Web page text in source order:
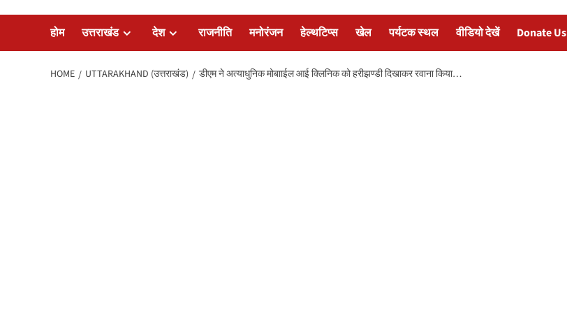
होम उत्तराखंड देश राजनीति मनोरंजन हेल्थटिप्स खेल पर्यटक स्थल वीडियो देखें Donate Us
HOME UTTARAKHAND (उत्तराखंड) डीएम ने अत्याधुनिक मोबााईल आई क्लिनिक को हरीझण्डी दिखाकर रवाना किया…